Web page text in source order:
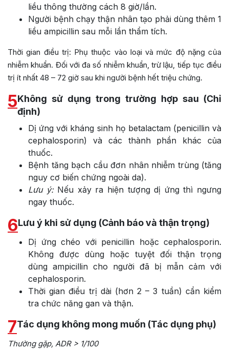
liều thông thường cách 8 giờ/lần.
Người bệnh chạy thận nhân tạo phải dùng thêm 1
liều ampicillin sau mỗi lần thẩm tích.
Thời gian điều trị: Phụ thuộc vào loại và mức độ nặng của
nhiễm khuẩn. Đối với đa số nhiễm khuẩn, trừ lậu, tiếp tục điều
trị ít nhất 48 – 72 giờ sau khi người bệnh hết triệu chứng.
5Không sử dụng trong trường hợp sau (Chỉ
định)
Dị ứng với kháng sinh họ betalactam (penicillin và
cephalosporin) và các thành phần khác của
thuốc.
Bệnh tăng bạch cầu đơn nhân nhiễm trùng (tăng
nguy cơ biến chứng ngoài da).
Lưu ý:Nếu xảy ra hiện tượng dị ứng thì ngưng
ngay thuốc.
6Lưu ý khi sử dụng (Cảnh báo và thận trọng)
Dị ứng chéo với penicillin hoặc cephalosporin.
Không được dùng hoặc tuyệt đối thận trọng
dùng ampicillin cho người đã bị mẫn cảm với
cephalosporin.
Thời gian điều trị dài (hơn 2 – 3 tuần) cẩn kiểm
tra chức năng gan và thận.
7Tác dụng không mong muốn (Tác dụng phụ)
Thường gặp, ADR > 1/100